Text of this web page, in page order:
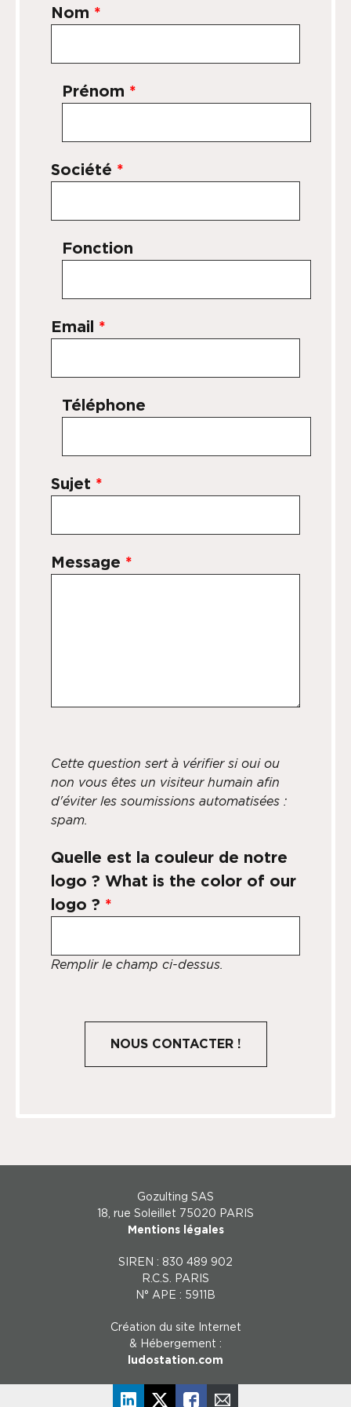
Nom *
Prénom *
Société *
Fonction
Email *
Téléphone
Sujet *
Message *
Cette question sert à vérifier si oui ou
non vous êtes un visiteur humain afin
d'éviter les soumissions automatisées :
spam.
Quelle est la couleur de notre
logo ? What is the color of our
logo ? *
Remplir le champ ci-dessus.
Gozulting SAS
18, rue Soleillet 75020 PARIS
Mentions légales
SIREN : 830 489 902
R.C.S. PARIS
N° APE : 5911B
Création du site Internet
& Hébergement :
ludostation.com